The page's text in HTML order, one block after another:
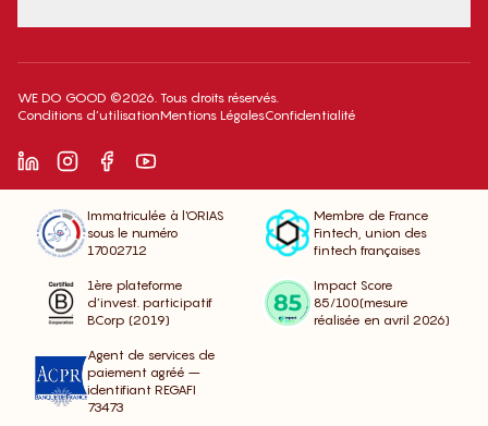
WE DO GOOD ©2026. Tous droits réservés.
Conditions d’utilisationMentions LégalesConfidentialité
Immatriculée à l'ORIAS
sous le numéro
17002712
Membre de France
Fintech, union des
fintech françaises
1ère plateforme
d’invest. participatif
BCorp (2019)
Impact Score
85/100(mesure
réalisée en avril 2026)
Agent de services de
paiement agréé –
identifiant REGAFI
73473